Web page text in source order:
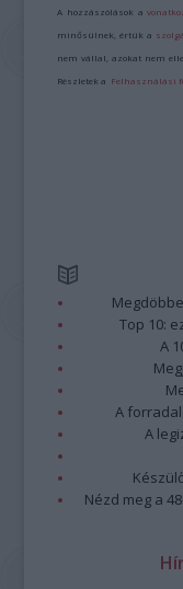
A hozzászólások a
minősülnek, értük a
nem vállal, azokat nem
Részletek a Felhasználási
Top 10:
A
A
A
Nézd meg a